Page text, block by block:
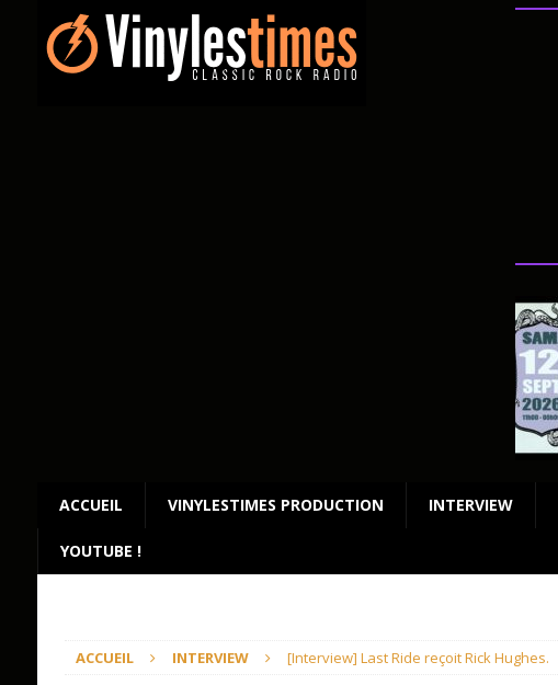
ACCUEIL VINYLESTIMES PRODUCTION INTERVIEW
YOUTUBE !
ACCUEIL INTERVIEW [Interview] Last Ride reçoit Rick Hughes.